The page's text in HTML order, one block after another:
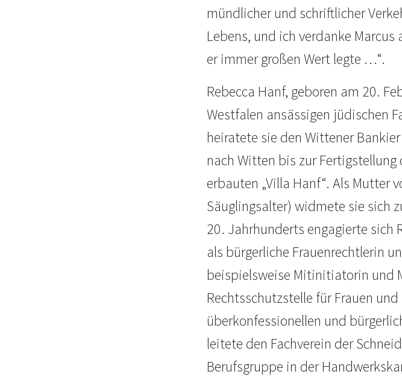
mündlicher und schriftlicher
Lebens, und ich verdanke
er immer großen Wert legte …“.
Rebecca Hanf, geboren am 20.
Westfalen ansässigen jüdischen
heiratete sie den Wittener
nach Witten bis zur
erbauten „Villa Hanf“. Als Mutter
Säuglingsalter) widmete sie sich
20. Jahrhunderts engagierte sich
als bürgerliche Frauenrechtlerin
beispielsweise Mitinitiatorin und
Rechtsschutzstelle für Frauen
überkonfessionellen und
leitete den Fachverein der
Berufsgruppe in der